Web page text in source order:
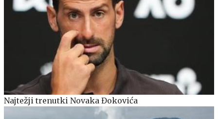
Najtežji trenutki Novaka Đokovića